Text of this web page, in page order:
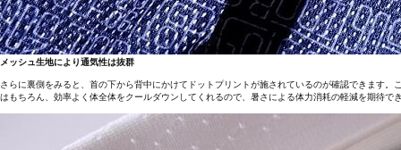
メッシュ生地により通気性は抜群
さらに裏側をみると、首の下から背中にかけてドットプリントが施されているのが確認できます
はもちろん、効率よく体全体をクールダウンしてくれるので、暑さによる体力消耗の軽減を期待で